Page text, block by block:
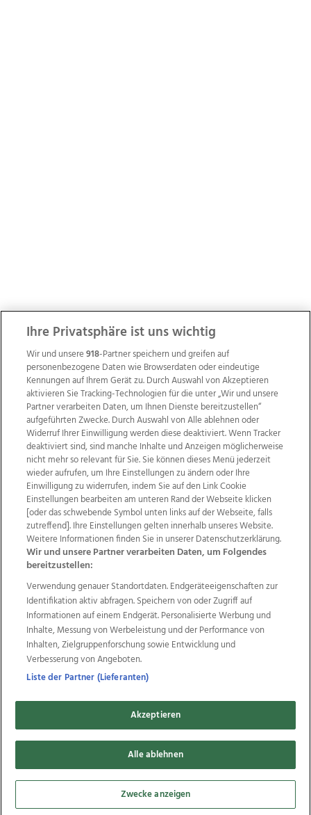
Wir über uns Mediadaten Kontakt
Jobs
Datenschutz
Impressum
AGB Anzeigekunden
AGB Website
Ehrenkodex Politische Werbung
Weitere Angebote des Medienhauses Wimmer
TV1 di-mog-i.at OÖNow
Ischler Woche
Life Radio
OÖNachrichten
OÖN Immobilien
OÖN Karriere
OÖN Reise
Promenaden Galerien
Regionaljobs
wasistlos.at
Copyrights © 2026 Tips Zeitungs GmbH & Co KG
developed by11x11.net
Cookie Einstellungen bearbeiten
Ihre Privatsphäre ist uns wichtig
Wir und unsere918-Partner speichern und greifen auf
personenbezogene Daten wie Browserdaten oder eindeutige
Kennungen auf Ihrem Gerät zu. Durch Auswahl von Akzeptieren
aktivieren Sie Tracking-Technologien für die unter „Wir und unsere
Partner verarbeiten Daten, um Ihnen Dienste bereitzustellen“
aufgeführten Zwecke. Durch Auswahl von Alle ablehnen oder
Widerruf Ihrer Einwilligung werden diese deaktiviert. Wenn Tracker
deaktiviert sind, sind manche Inhalte und Anzeigen möglicherweise
nicht mehr so relevant für Sie. Sie können dieses Menü jederzeit
wieder aufrufen, um Ihre Einstellungen zu ändern oder Ihre
Einwilligung zu widerrufen, indem Sie auf den Link Cookie
Einstellungen bearbeiten am unteren Rand der Webseite klicken
[oder das schwebende Symbol unten links auf der Webseite, falls
zutreffend]. Ihre Einstellungen gelten innerhalb unseres Website.
Weitere Informationen finden Sie in unserer Datenschutzerklärung.
Wir und unsere Partner verarbeiten Daten, um Folgendes
bereitzustellen:
Verwendung genauer Standortdaten. Endgeräteeigenschaften zur
Identifikation aktiv abfragen. Speichern von oder Zugriff auf
Informationen auf einem Endgerät. Personalisierte Werbung und
Inhalte, Messung von Werbeleistung und der Performance von
Inhalten, Zielgruppenforschung sowie Entwicklung und
Verbesserung von Angeboten.
Liste der Partner (Lieferanten)
Akzeptieren
Alle ablehnen
Zwecke anzeigen